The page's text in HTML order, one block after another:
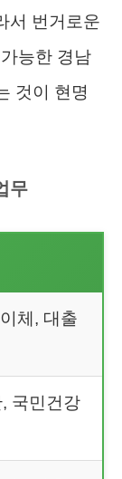
서 번거로운
능한 경남
것이 현명
무
체, 대출
국민건강